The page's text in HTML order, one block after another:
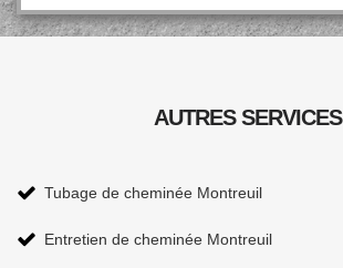
AUTRES SERVICES
Tubage de cheminée Montreuil
Entretien de cheminée Montreuil